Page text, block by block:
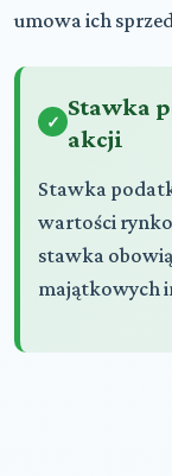
umowa ich
Stawka
akcji
Stawka
wartości
stawka
majątkowych